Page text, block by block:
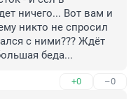
ничего... Вот вам и
никто не спросил
с ними??? Ждёт
беда...
+0 –0